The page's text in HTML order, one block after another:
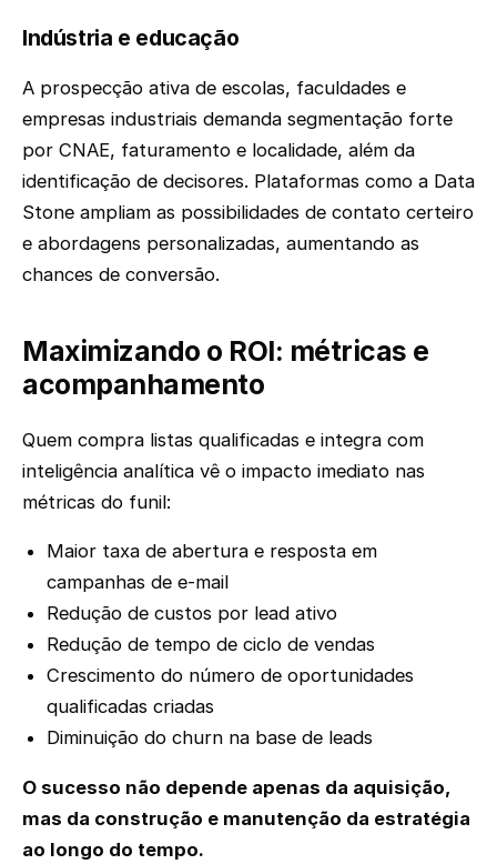
Indústria e educação
A prospecção ativa de escolas, faculdades e
empresas industriais demanda segmentação forte
por CNAE, faturamento e localidade, além da
identificação de decisores. Plataformas como a Data
Stone ampliam as possibilidades de contato certeiro
e abordagens personalizadas, aumentando as
chances de conversão.
Maximizando o ROI: métricas e
acompanhamento
Quem compra listas qualificadas e integra com
inteligência analítica vê o impacto imediato nas
métricas do funil:
Maior taxa de abertura e resposta em
campanhas de e-mail
Redução de custos por lead ativo
Redução de tempo de ciclo de vendas
Crescimento do número de oportunidades
qualificadas criadas
Diminuição do churn na base de leads
O sucesso não depende apenas da aquisição,
mas da construção e manutenção da estratégia
ao longo do tempo.